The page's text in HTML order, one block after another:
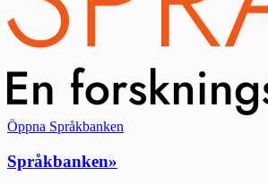
Öppna Språkbanken
Språkbanken»